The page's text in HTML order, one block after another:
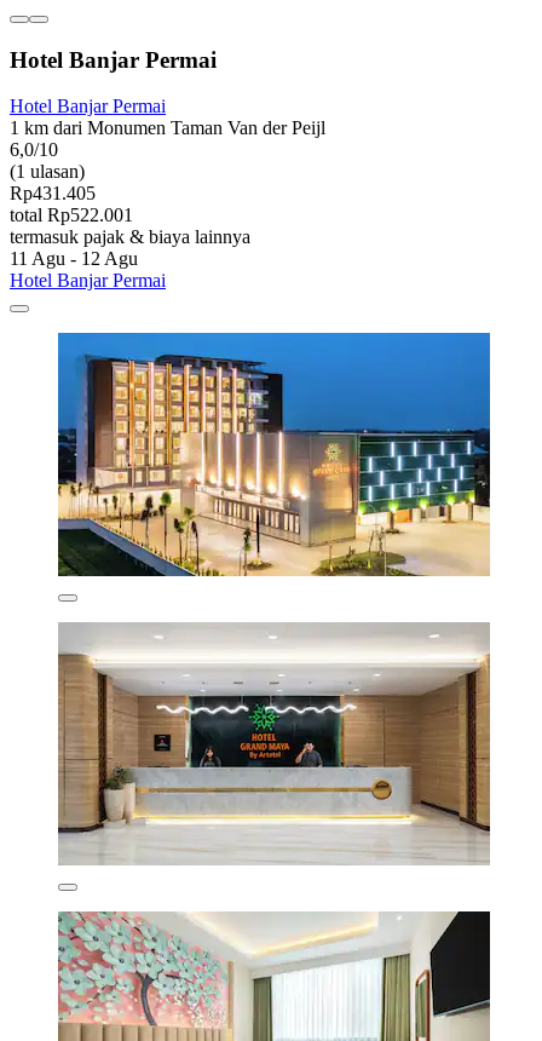
Hotel Banjar Permai
Hotel Banjar Permai
1 km dari Monumen Taman Van der Peijl
6,0/10
(1 ulasan)
Rp431.405
total Rp522.001
termasuk pajak & biaya lainnya
11 Agu - 12 Agu
Hotel Banjar Permai